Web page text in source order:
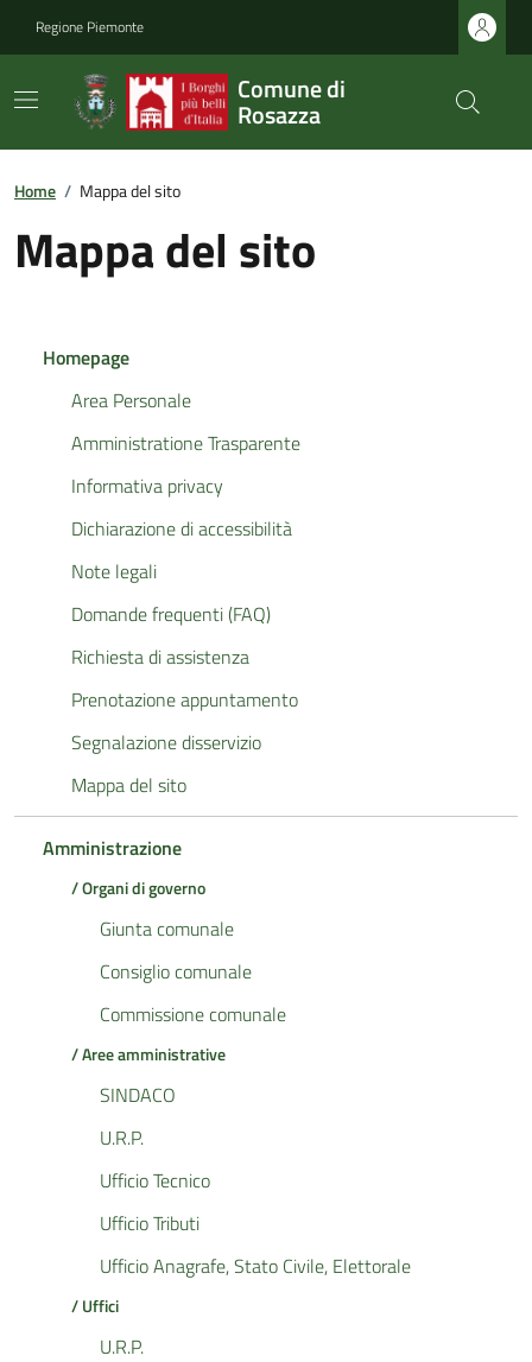
Regione Piemonte
Comune di
Rosazza
Home / Mappa del sito
Mappa del sito
Homepage
Area Personale
Amministratione Trasparente
Informativa privacy
Dichiarazione di accessibilità
Note legali
Domande frequenti (FAQ)
Richiesta di assistenza
Prenotazione appuntamento
Segnalazione disservizio
Mappa del sito
Amministrazione
/ Organi di governo
Giunta comunale
Consiglio comunale
Commissione comunale
/ Aree amministrative
SINDACO
U.R.P.
Ufficio Tecnico
Ufficio Tributi
Ufficio Anagrafe, Stato Civile, Elettorale
/ Uffici
U.R.P.